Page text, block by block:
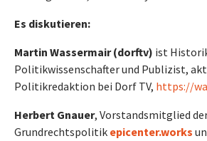
Es diskutieren:
Martin Wassermair (dorftv) ist
Politikwissenschafter und Publizist,
Politikredaktion bei Dorf TV, https://
Herbert Gnauer, Vorstandsmitglied
Grundrechtspolitik epicenter.works